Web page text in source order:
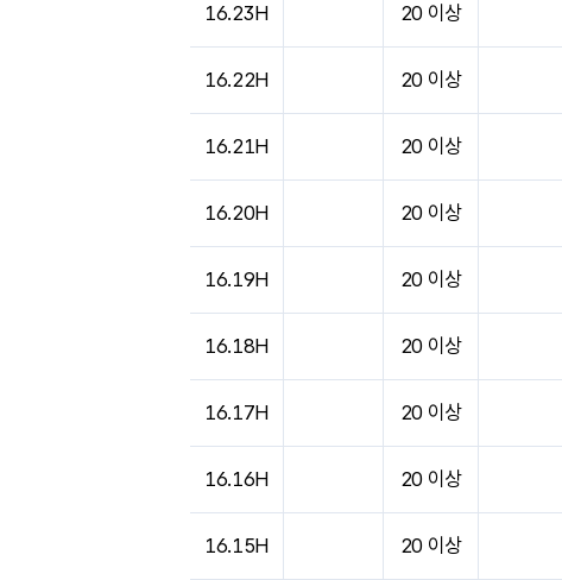
16.23H 20 이상
16.22H 20 이상
16.21H 20 이상
16.20H 20 이상
16.19H 20 이상
16.18H 20 이상
16.17H 20 이상
16.16H 20 이상
16.15H 20 이상